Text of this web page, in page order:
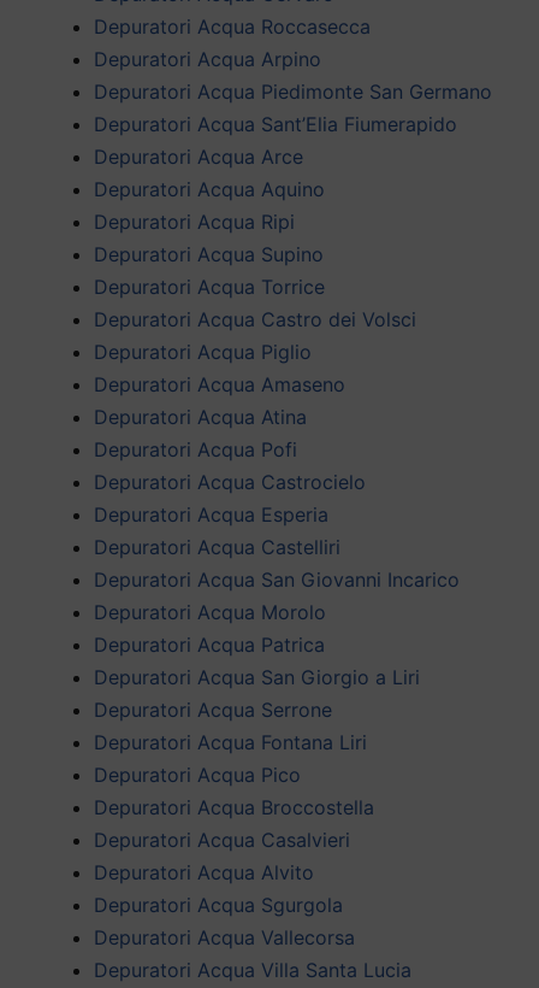
Depuratori Acqua Roccasecca
Depuratori Acqua Arpino
Depuratori Acqua Piedimonte San Germano
Depuratori Acqua Sant’Elia Fiumerapido
Depuratori Acqua Arce
Depuratori Acqua Aquino
Depuratori Acqua Ripi
Depuratori Acqua Supino
Depuratori Acqua Torrice
Depuratori Acqua Castro dei Volsci
Depuratori Acqua Piglio
Depuratori Acqua Amaseno
Depuratori Acqua Atina
Depuratori Acqua Pofi
Depuratori Acqua Castrocielo
Depuratori Acqua Esperia
Depuratori Acqua Castelliri
Depuratori Acqua San Giovanni Incarico
Depuratori Acqua Morolo
Depuratori Acqua Patrica
Depuratori Acqua San Giorgio a Liri
Depuratori Acqua Serrone
Depuratori Acqua Fontana Liri
Depuratori Acqua Pico
Depuratori Acqua Broccostella
Depuratori Acqua Casalvieri
Depuratori Acqua Alvito
Depuratori Acqua Sgurgola
Depuratori Acqua Vallecorsa
Depuratori Acqua Villa Santa Lucia